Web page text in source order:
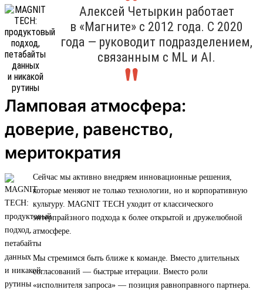
Алексей Четыркин работает
в «Магните» с 2012 года. С 2020
года — руководит подразделением,
связанным с ML и AI.
Ламповая атмосфера:
доверие, равенство,
меритократия
Сейчас мы активно внедряем инновационные решения,
которые меняют не только технологии, но и корпоративную
культуру. MAGNIT TECH уходит от классического
энтерпрайзного подхода к более открытой и дружелюбной
атмосфере.
Мы стремимся быть ближе к команде. Вместо длительных
согласований — быстрые итерации. Вместо роли
«исполнителя запроса» — позиция равноправного партнера.